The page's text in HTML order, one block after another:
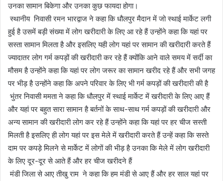
उनका सामान बिकेगा और उनका कुछ फायदा होगा।
स्थानीय निवासी रमन भारद्वाज ने कहा कि धौलपुर मैदान में जो स्थाई मार्केट लगी
हुई है उसमें बड़ी संख्या में लोग खरीदारी के लिए आ रहे हैं उन्होंने कहा कि यहां पर
सस्ता सामान मिलता है और इसलिए यही लोग यहां पर सामान की खरीदारी करते हैं
ज्यादातर लोग गर्म कपड़ों की खरीदारी कर रहे हैं क्योंकि आने वाले समय में सर्दी का
मौसम है उन्होंने कहा कि यहां पर लोग जरूर का सामान खरीद रहे हैं और सभी जगह
पर भीड़ है उन्होंने कहा कि अपने परिवार के लिए भी गर्म कपड़ों की खरीदारी की है
भुंतर निवासी ममता ने कहा कि धौलपुर में स्थाई मार्केट में खरीदारी के लिए आए हैं
और यहां पर बहुत सारा सामान है बर्तनों के साथ-साथ गर्म कपड़ों की खरीदारी और
अन्य सामान की खरीदारी लोग कर रहे हैं उन्होंने कहा कि यहां पर हर चीज सस्ती
मिलती है इसलिए ही लोग यहां पर इस मेले में खरीदारी करते हैं उन्हें कहा कि सस्ते
दाम पर कपड़े मिलने से मार्केट में लोगों की भीड़ है उनका कि मेले में लोग खरीदारी
के लिए दूर-दूर से आते हैं और हर चीज खरीदने हैं
मंडी जिला से आए तीखु राम ने कहा कि हम मंडी से आए हैं और हर साल यहां पर